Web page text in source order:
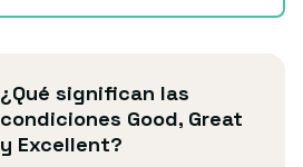
¿Qué significan las
condiciones Good, Great
y Excellent?